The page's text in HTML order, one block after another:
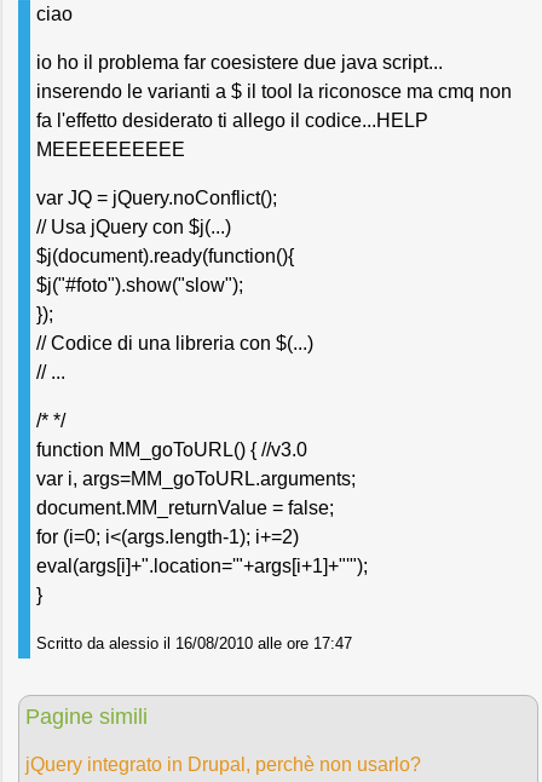
ciao
io ho il problema far coesistere due java script...
inserendo le varianti a $ il tool la riconosce ma cmq non
fa l'effetto desiderato ti allego il codice...HELP
MEEEEEEEEEE
var JQ = jQuery.noConflict();
// Usa jQuery con $j(...)
$j(document).ready(function(){
$j("#foto").show("slow");
});
// Codice di una libreria con $(...)
// ...
/* */
function MM_goToURL() { //v3.0
var i, args=MM_goToURL.arguments;
document.MM_returnValue = false;
for (i=0; i<(args.length-1); i+=2)
eval(args[i]+".location='"+args[i+1]+"'");
}
Scritto da alessio il 16/08/2010 alle ore 17:47
Pagine simili
jQuery integrato in Drupal, perchè non usarlo?